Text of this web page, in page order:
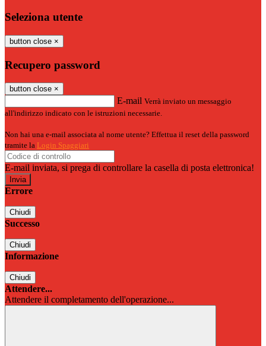
Seleziona utente
button close ×
Recupero password
button close ×
E-mail Verrà inviato un messaggio
all'indirizzo indicato con le istruzioni necessarie.
Non hai una e-mail associata al nome utente? Effettua il reset della password
tramite la Login Spaggiari
E-mail inviata, si prega di controllare la casella di posta elettronica!
Errore
Chiudi
Successo
Chiudi
Informazione
Chiudi
Attendere...
Attendere il completamento dell'operazione...